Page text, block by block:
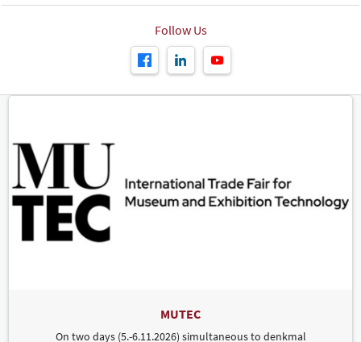
Follow Us
MUTEC
On two days (5.-6.11.2026) simultaneous to denkmal